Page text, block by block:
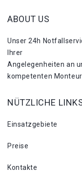
ABOUT US
Unser 24h
Ihrer
Angelegenheiten an
kompetenten
NÜTZLICHE
Einsatzgebiete
Preise
Kontakte